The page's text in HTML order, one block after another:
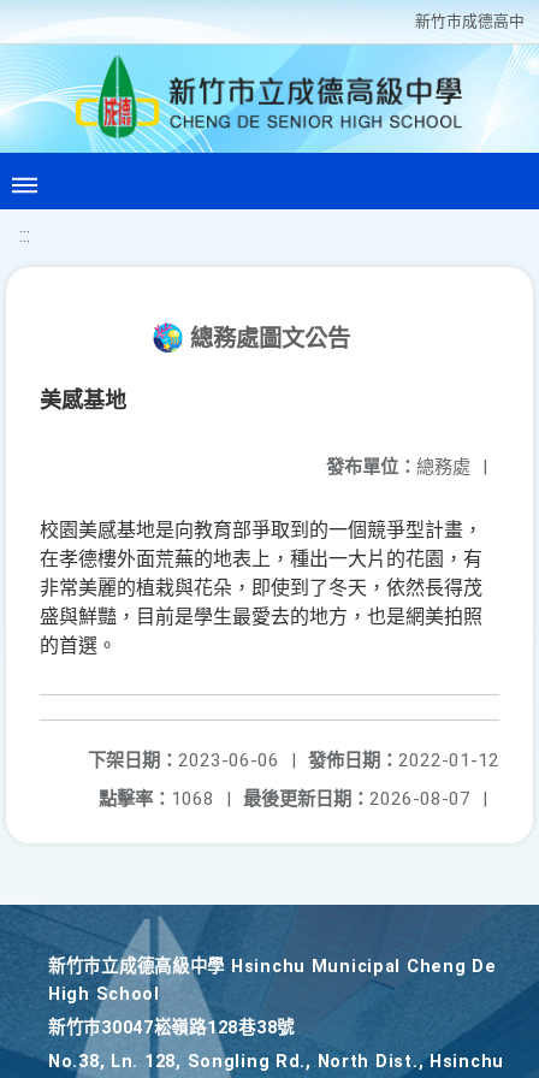
新竹巿成德高中
:::
總務處圖文公告
美感基地
發布單位： 總務處 |
校園美感基地是向教育部爭取到的一個競爭型計畫，
在孝德樓外面荒蕪的地表上，種出一大片的花園，有
非常美麗的植栽與花朵，即使到了冬天，依然長得茂
盛與鮮豔，目前是學生最愛去的地方，也是網美拍照
的首選。
發佈日期： 2022-01-12
下架日期： 2023-06-06
|
最後更新日期： 2026-08-07 |
點擊率： 1068 |
新竹巿立成德高級中學 Hsinchu Municipal Cheng De
High School
新竹巿30047崧嶺路128巷38號
No.38, Ln. 128, Songling Rd., North Dist., Hsinchu